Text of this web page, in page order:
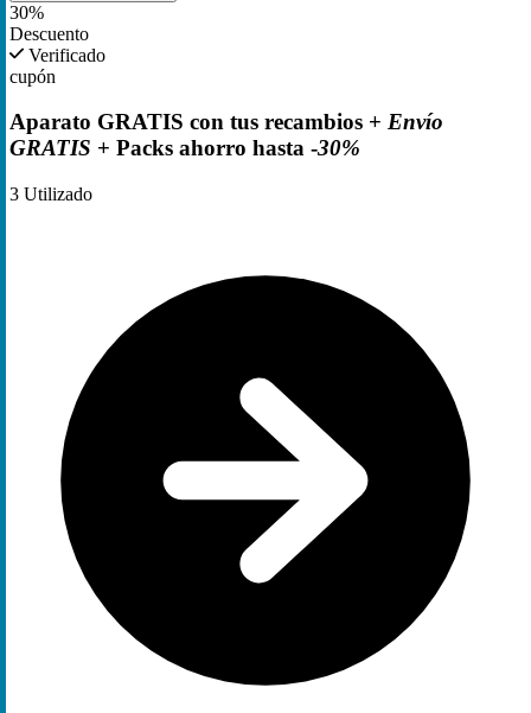
30%
Descuento
Verificado
cupón
Aparato GRATIS con tus recambios + Envío
GRATIS + Packs ahorro hasta -30%
3 Utilizado